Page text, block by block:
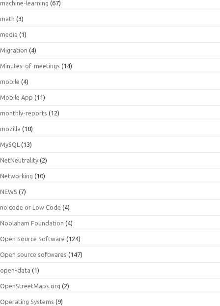
machine-learning (67)
math (3)
media (1)
Migration (4)
Minutes-of-meetings (14)
mobile (4)
Mobile App (11)
monthly-reports (12)
mozilla (18)
MySQL (13)
NetNeutrality (2)
Networking (10)
NEWS (7)
no code or Low Code (4)
Noolaham Foundation (4)
Open Source Software (124)
Open source softwares (147)
open-data (1)
OpenStreetMaps.org (2)
Operating Systems (9)